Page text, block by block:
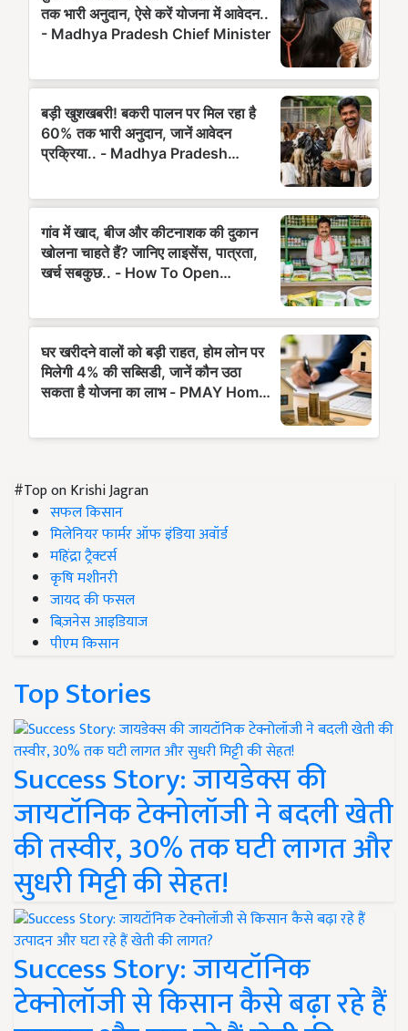
#Top on Krishi Jagran
सफल किसान
मिलेनियर फार्मर ऑफ इंडिया अवॉर्ड
महिंद्रा ट्रैक्टर्स
कृषि मशीनरी
जायद की फसल
बिज़नेस आइडियाज
पीएम किसान
Top Stories
Success Story: जायडेक्स की
जायटॉनिक टेक्नोलॉजी ने बदली खेती
की तस्वीर, 30% तक घटी लागत और
सुधरी मिट्टी की सेहत!
Success Story: जायटॉनिक
टेक्नोलॉजी से किसान कैसे बढ़ा रहे हैं